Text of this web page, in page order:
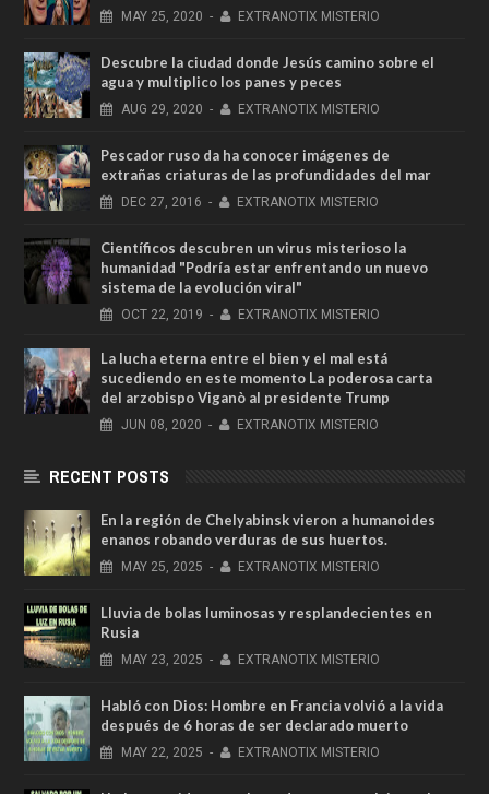
MAY 25, 2020 - EXTRANOTIX MISTERIO
Descubre la ciudad donde Jesús camino sobre el
agua y multiplico los panes y peces
AUG 29, 2020 - EXTRANOTIX MISTERIO
Pescador ruso da ha conocer imágenes de
extrañas criaturas de las profundidades del mar
DEC 27, 2016 - EXTRANOTIX MISTERIO
Científicos descubren un virus misterioso la
humanidad "Podría estar enfrentando un nuevo
sistema de la evolución viral"
OCT 22, 2019 - EXTRANOTIX MISTERIO
La lucha eterna entre el bien y el mal está
sucediendo en este momento La poderosa carta
del arzobispo Viganò al presidente Trump
JUN 08, 2020 - EXTRANOTIX MISTERIO
RECENT POSTS
En la región de Chelyabinsk vieron a humanoides
enanos robando verduras de sus huertos.
MAY 25, 2025 - EXTRANOTIX MISTERIO
Lluvia de bolas luminosas y resplandecientes en
Rusia
MAY 23, 2025 - EXTRANOTIX MISTERIO
Habló con Dios: Hombre en Francia volvió a la vida
después de 6 horas de ser declarado muerto
MAY 22, 2025 - EXTRANOTIX MISTERIO